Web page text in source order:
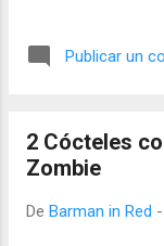
Publicar un
2 Cócteles
Zombie
De Barman in Red -